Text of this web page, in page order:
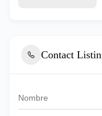
Contact